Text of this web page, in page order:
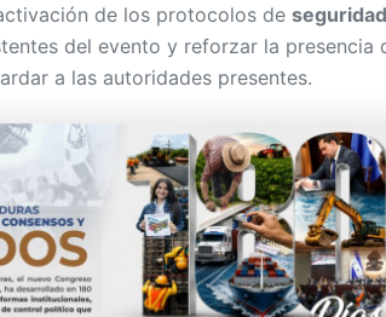
de los protocolos de seguridad
del evento y reforzar la presencia
a las autoridades presentes.